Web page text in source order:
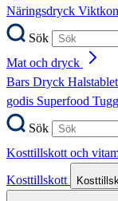
Näringsdryck
Sök
Mat och dryck
Bars Dryck
godis Superfood
Sök
Kosttillskott och
Kosttillskott